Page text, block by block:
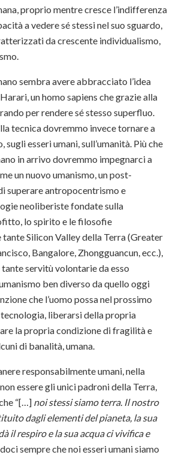
proprio mentre cresce l’indifferenza
a vedere sé stessi nel suo sguardo,
da crescente individualismo,
sembra avere abbracciato l’idea
un homo sapiens che grazie alla
per rendere sé stesso superfluo.
tecnica dovremmo invece tornare a
sugli esseri umani, sull’umanità. Più che
in arrivo dovremmo impegnarci a
un nuovo umanismo, un post-
superare antropocentrismo e
neoliberiste fondate sulla
lo spirito e le filosofie
Silicon Valley della Terra (Greater
Bangalore, Zhongguancun, ecc.),
servitù volontarie da esso
ben diverso da quello oggi
che l’uomo possa nel prossimo
liberarsi della propria
la propria condizione di fragilità e
di banalità, umana.
responsabilmente umani, nella
essere gli unici padroni della Terra,
“[…] noi stessi siamo terra. Il nostro
dagli elementi del pianeta, la sua
il respiro e la sua acqua ci vivifica e
sempre che noi esseri umani siamo